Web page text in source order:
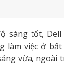
sáng tốt, Dell
làm việc ở bất
vừa, ngoài